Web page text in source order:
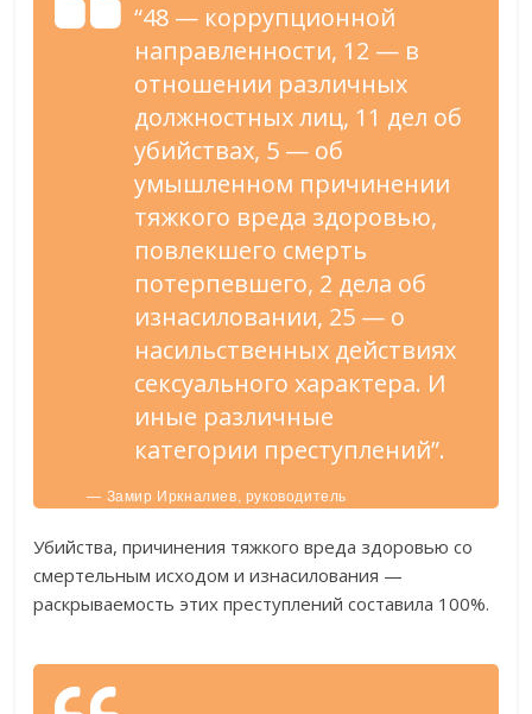
“48 — коррупционной
направленности, 12 — в
отношении различных
должностных лиц, 11 дел об
убийствах, 5 — об
умышленном причинении
тяжкого вреда здоровью,
повлекшего смерть
потерпевшего, 2 дела об
изнасиловании, 25 — о
насильственных действиях
сексуального характера. И
иные различные
категории преступлений”.
— Замир Иркналиев, руководитель
Старооскольского следственного отдела СК РФ.
Убийства, причинения тяжкого вреда здоровью со
смертельным исходом и изнасилования —
раскрываемость этих преступлений составила 100%.